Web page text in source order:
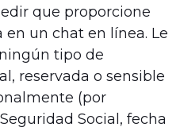
que proporcione
un chat en línea. Le
tipo de
reservada o sensible
(por
Social, fecha